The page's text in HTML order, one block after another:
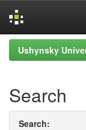
Skip
navigation
Ushynsky
Search
Search: